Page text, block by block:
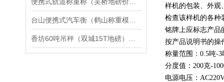
样机的包装、外观
检查该样机的各种
铭牌上应标志产品
按产品说明书的操
称量范围：0.5吨-3
分度值：200克-
电源电压：